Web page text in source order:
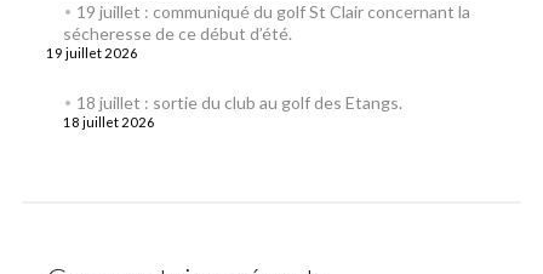
19 juillet : communiqué du golf St Clair concernant la
sécheresse de ce début d’été.
19 juillet 2026
18 juillet : sortie du club au golf des Etangs.
18 juillet 2026